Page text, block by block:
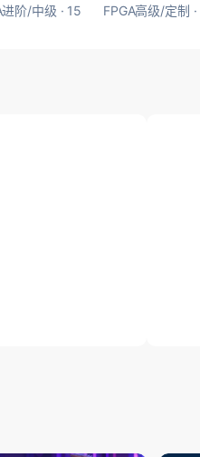
进阶/中级 · 15 FPGA高级/定制 ·